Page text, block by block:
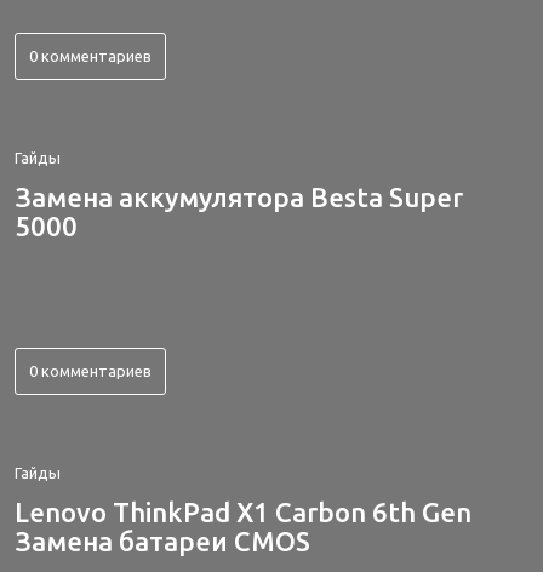
0 комментариев
Гайды
Замена аккумулятора Besta Super
5000
0 комментариев
Гайды
Lenovo ThinkPad X1 Carbon 6th Gen
Замена батареи CMOS